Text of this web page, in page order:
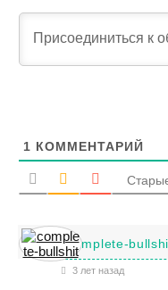
1 КОММЕНТАРИЙ
complete-
3 лет назад